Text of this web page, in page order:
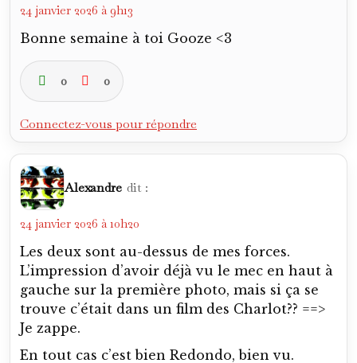
24 janvier 2026 à 9h13
Bonne semaine à toi Gooze <3
0 0
Connectez-vous pour répondre
Alexandre dit :
24 janvier 2026 à 10h20
Les deux sont au-dessus de mes forces.
L’impression d’avoir déjà vu le mec en haut à
gauche sur la première photo, mais si ça se
trouve c’était dans un film des Charlot?? ==>
Je zappe.
En tout cas c’est bien Redondo, bien vu.